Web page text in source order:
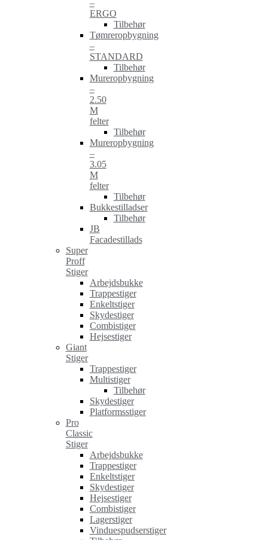
–
ERGO
Tilbehør
Tømreropbygning
–
STANDARD
Tilbehør
Mureropbygning
–
2.50
M
felter
Tilbehør
Mureropbygning
–
3.05
M
felter
Tilbehør
Bukkestilladser
Tilbehør
JB
Facadestillads
Super
Proff
Stiger
Arbejdsbukke
Trappestiger
Enkeltstiger
Skydestiger
Combistiger
Hejsestiger
Giant
Stiger
Trappestiger
Multistiger
Tilbehør
Skydestiger
Platformsstiger
Pro
Classic
Stiger
Arbejdsbukke
Trappestiger
Enkeltstiger
Skydestiger
Hejsestiger
Combistiger
Lagerstiger
Vinduespudserstiger